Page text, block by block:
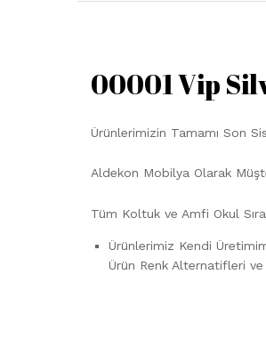
00001 Vip
Ürünlerimizin Tamamı Son
Aldekon Mobilya Olarak
Tüm Koltuk ve Amfi Okul
Ürünlerimiz Kendi
Ürün Renk Alternatifleri